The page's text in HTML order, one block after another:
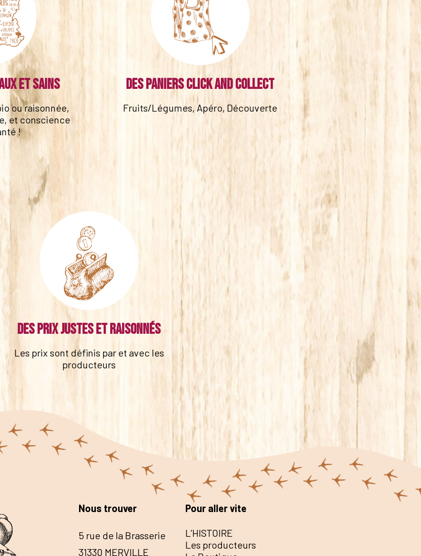
et sains
ou raisonnée,
et conscience
!
Des paniers click and collect
Fruits/Légumes, Apéro, Découverte
Des prix justes et raisonnés
Les prix sont définis par et avec les
producteurs
Nous trouver
5 rue de la Brasserie
31330 MERVILLE
Pour aller vite
L’HISTOIRE
Les producteurs